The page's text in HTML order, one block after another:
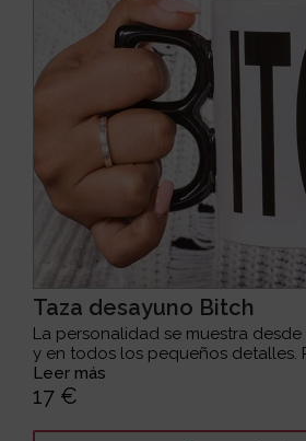
Taza desayuno Bitch
La personalidad se muestra
y en todos los pequeños detalles.
Leer más
17 €